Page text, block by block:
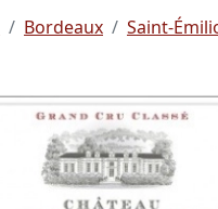
Bordeaux Saint-